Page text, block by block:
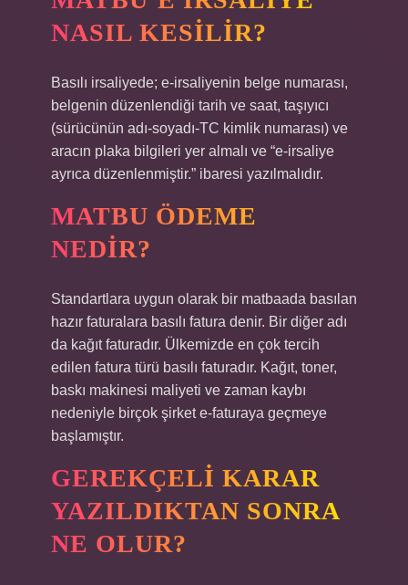
NASIL KESILIR?
Basılı irsaliyede; e-irsaliyenin belge numarası,
belgenin düzenlendiği tarih ve saat, taşıyıcı
(sürücünün adı-soyadı-TC kimlik numarası) ve
aracın plaka bilgileri yer almalı ve “e-irsaliye
ayrıca düzenlenmiştir.” ibaresi yazılmalıdır.
MATBU ÖDEME
NEDIR?
Standartlara uygun olarak bir matbaada basılan
hazır faturalara basılı fatura denir. Bir diğer adı
da kağıt faturadır. Ülkemizde en çok tercih
edilen fatura türü basılı faturadır. Kağıt, toner,
baskı makinesi maliyeti ve zaman kaybı
nedeniyle birçok şirket e-faturaya geçmeye
başlamıştır.
GEREKÇELI KARAR
YAZILDIKTAN SONRA
NE OLUR?